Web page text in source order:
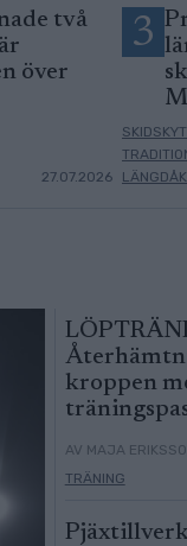
två
över
27.07.2026
3
kroppen
AV MAJA
TRÄNING